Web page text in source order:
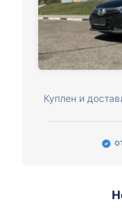
Куплен и